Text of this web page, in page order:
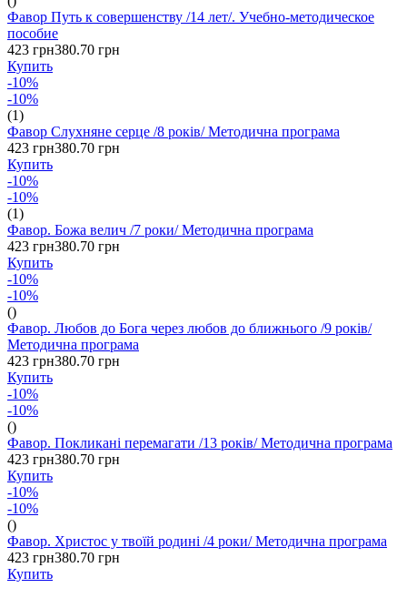
Фавор Путь к совершенству /14 лет/. Учебно-методическое
пособие
423 грн380.70 грн
Купить
-10%
-10%
(1)
Фавор Слухняне серце /8 років/ Методична програма
423 грн380.70 грн
Купить
-10%
-10%
(1)
Фавор. Божа велич /7 роки/ Методична програма
423 грн380.70 грн
Купить
-10%
-10%
()
Фавор. Любов до Бога через любов до ближнього /9 років/
Методична програма
423 грн380.70 грн
Купить
-10%
-10%
()
Фавор. Покликані перемагати /13 років/ Методична програма
423 грн380.70 грн
Купить
-10%
-10%
()
Фавор. Христос у твоїй родині /4 роки/ Методична програма
423 грн380.70 грн
Купить